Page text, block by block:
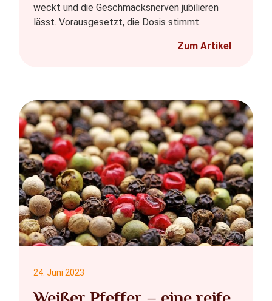
weckt und die Geschmacksnerven jubilieren
lässt. Vorausgesetzt, die Dosis stimmt.
Zum Artikel
24. Juni 2023